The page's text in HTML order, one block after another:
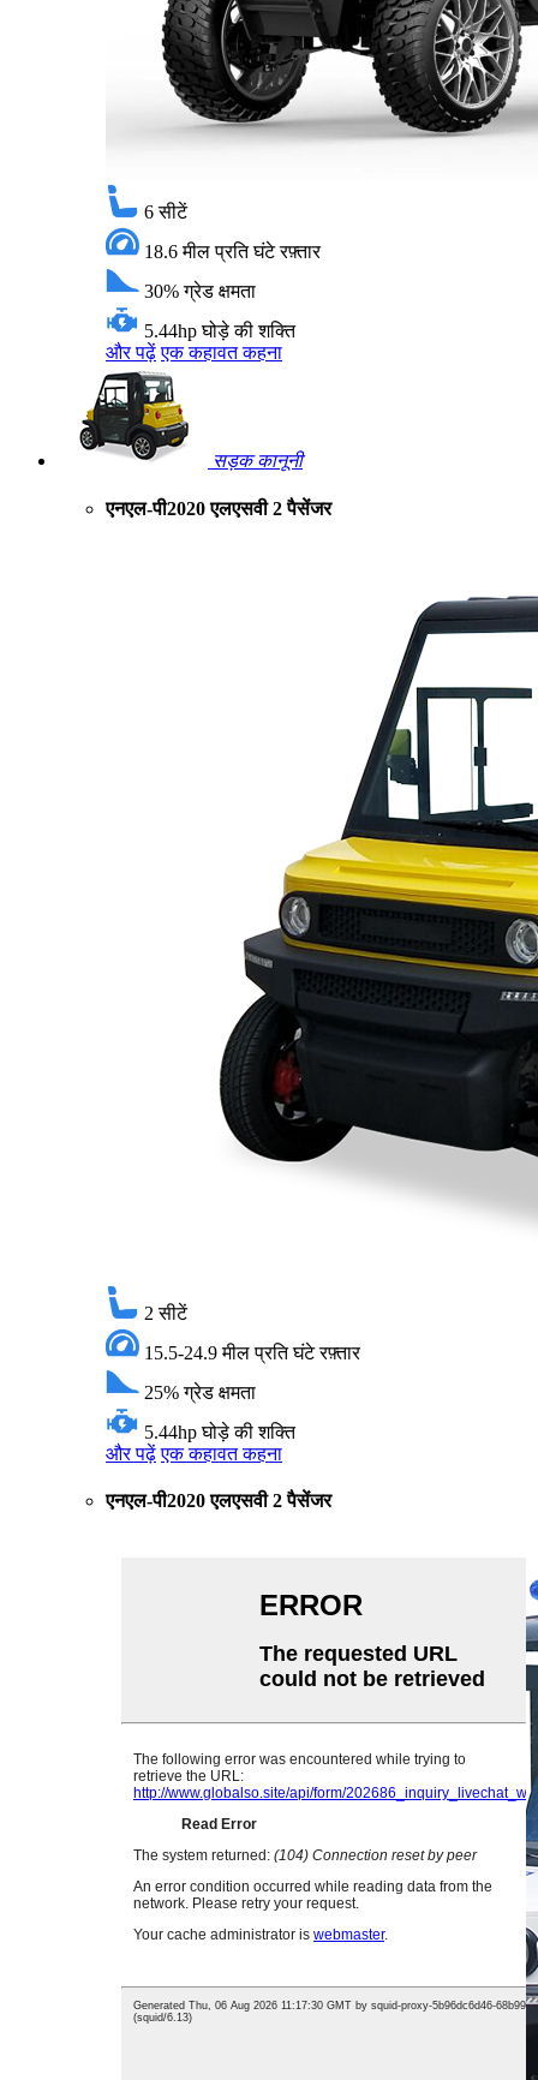
6 सीटें
18.6 मील प्रति घंटे रफ़्तार
30% ग्रेड क्षमता
5.44hp घोड़े की शक्ति
और पढ़ें एक कहावत कहना
सड़क कानूनी
एनएल-पी2020 एलएसवी 2 पैसेंजर
2 सीटें
15.5-24.9 मील प्रति घंटे रफ़्तार
25% ग्रेड क्षमता
5.44hp घोड़े की शक्ति
और पढ़ें एक कहावत कहना
एनएल-पी2020 एलएसवी 2 पैसेंजर